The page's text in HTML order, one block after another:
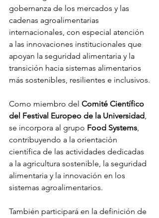
gobernanza de los mercados y las
cadenas agroalimentarias
internacionales, con especial atención
a las innovaciones institucionales que
apoyan la seguridad alimentaria y la
transición hacia sistemas alimentarios
más sostenibles, resilientes e inclusivos.
Como miembro del Comité Científico
del Festival Europeo de la Universidad,
se incorpora al grupo Food Systems,
contribuyendo a la orientación
científica de las actividades dedicadas
a la agricultura sostenible, la seguridad
alimentaria y la innovación en los
sistemas agroalimentarios.
También participará en la definición de